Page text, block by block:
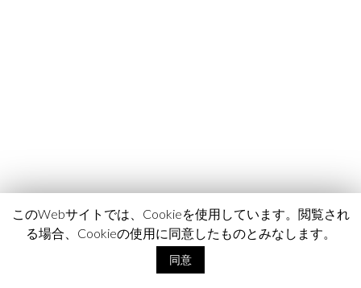
このWebサイトでは、Cookieを使用しています。閲覧され
る場合、Cookieの使用に同意したものとみなします。
同意